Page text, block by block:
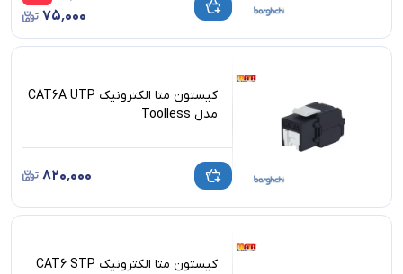
۷۵٬۰۰۰
کیستون متا الکترونیک CAT6A UTP
مدل Toolless
۸۲۰٬۰۰۰
کیستون متا الکترونیک CAT6 STP